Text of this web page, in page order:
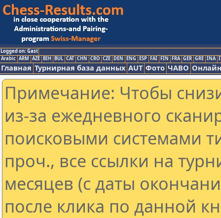
Logged on: Gast
Arabic ARM AZE BIH BUL CAT CHN CRO CZE DEN ENG ESP FAI FIN FRA GER GRE INA
Главная Турнирная база данных AUT Фото ЧАВО
Примечание: Чтобы
из-за ежедневного
поисковыми системами
проч., все ссылки на
месяцев (с даты
после клика по данной